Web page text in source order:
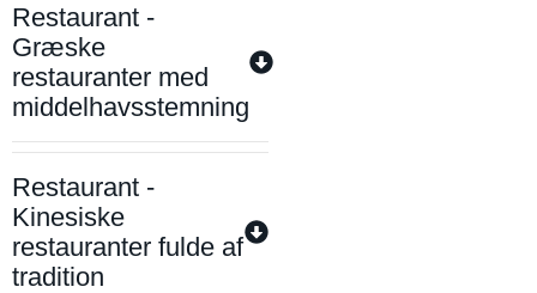
Restaurant -
Græske
restauranter med
middelhavsstemning
Restaurant -
Kinesiske
restauranter fulde af
tradition